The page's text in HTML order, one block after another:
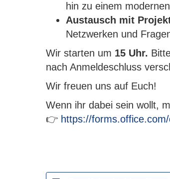
hin zu einem
Austausch mit
Netzwerken und
Wir starten um 15 Uhr.
nach Anmeldeschluss
Wir freuen uns auf Euch!
Wenn ihr dabei sein wollt,
👉 https://